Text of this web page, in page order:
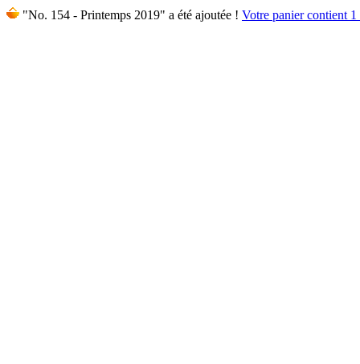
"No. 154 - Printemps 2019" a été ajoutée ! Votre panier contient 1